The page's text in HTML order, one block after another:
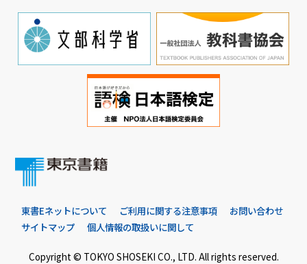
東書Eネットについて ご利用に関する注意事項
お問い合わせ
サイトマップ
個人情報の取扱いに関して
Copyright © TOKYO SHOSEKI CO., LTD. All rights reserved.